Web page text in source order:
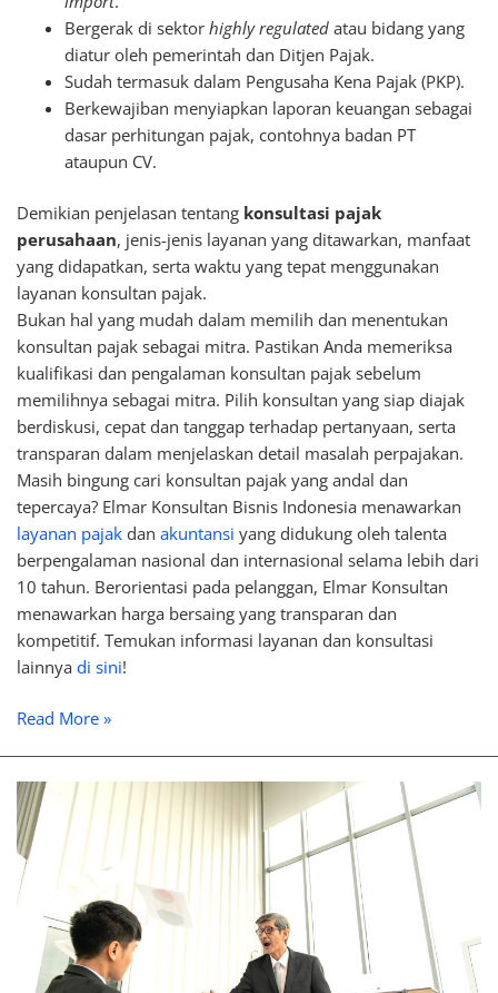
Bergerak di sektorhighly regulated atau bidang yang
diatur oleh pemerintah dan Ditjen Pajak.
Sudah termasuk dalam Pengusaha Kena Pajak (PKP).
Berkewajiban menyiapkan laporan keuangan sebagai
dasar perhitungan pajak, contohnya badan PT
ataupun CV.
Demikian penjelasan tentang konsultasi pajak
perusahaan, jenis-jenis layanan yang ditawarkan, manfaat
yang didapatkan, serta waktu yang tepat menggunakan
layanan konsultan pajak.
Bukan hal yang mudah dalam memilih dan menentukan
konsultan pajak sebagai mitra. Pastikan Anda memeriksa
kualifikasi dan pengalaman konsultan pajak sebelum
memilihnya sebagai mitra. Pilih konsultan yang siap diajak
berdiskusi, cepat dan tanggap terhadap pertanyaan, serta
transparan dalam menjelaskan detail masalah perpajakan.
Masih bingung cari konsultan pajak yang andal dan
tepercaya? Elmar Konsultan Bisnis Indonesia menawarkan
layanan pajakdan akuntansi yang didukung oleh talenta
berpengalaman nasional dan internasional selama lebih dari
10 tahun. Berorientasi pada pelanggan, Elmar Konsultan
menawarkan harga bersaing yang transparan dan
kompetitif. Temukan informasi layanan dan konsultasi
lainnya di sini!
Read More »
Differences
Between
Litigation
and
Non-
Litigation
Dispute